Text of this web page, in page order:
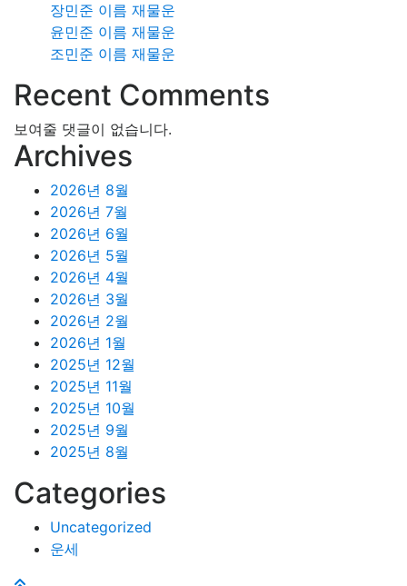
장민준 이름 재물운
윤민준 이름 재물운
조민준 이름 재물운
Recent Comments
보여줄 댓글이 없습니다.
Archives
2026년 8월
2026년 7월
2026년 6월
2026년 5월
2026년 4월
2026년 3월
2026년 2월
2026년 1월
2025년 12월
2025년 11월
2025년 10월
2025년 9월
2025년 8월
Categories
Uncategorized
운세